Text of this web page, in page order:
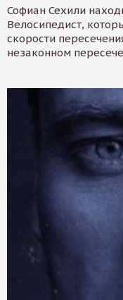
Софиан Сехили
Велосипедист,
скорости
незаконном